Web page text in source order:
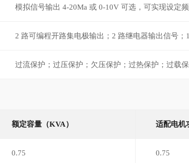
模拟信号输出 4-20Ma 或 0-10V 可选，可实现设定
2 路可编程开路集电极输出；2 路继电器输出信号
过流保护；过压保护；欠压保护；过热保护；过载
额定容量（KVA） 适配电机
0.75 0.75